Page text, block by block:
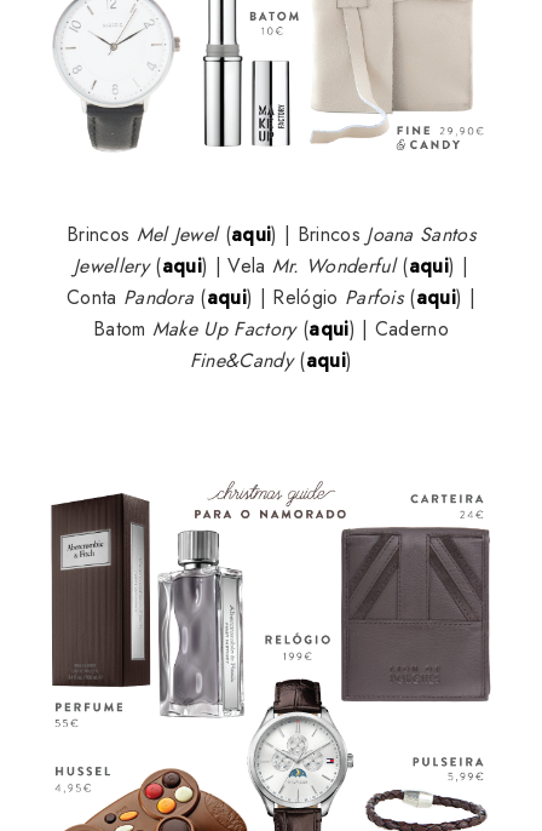
Brincos Mel Jewel(aqui) | Brincos Joana Santos
Jewellery(aqui) | Vela Mr. Wonderful(aqui) |
Conta Pandora (aqui) | Relógio Parfois(aqui) |
Batom Make Up Factory(aqui) | Caderno
Fine&Candy(aqui)